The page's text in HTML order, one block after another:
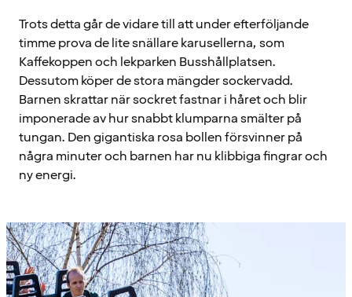
Trots detta går de vidare till att under efterföljande
timme prova de lite snällare karusellerna, som
Kaffekoppen och lekparken Busshållplatsen.
Dessutom köper de stora mängder sockervadd.
Barnen skrattar när sockret fastnar i håret och blir
imponerade av hur snabbt klumparna smälter på
tungan. Den gigantiska rosa bollen försvinner på
några minuter och barnen har nu klibbiga fingrar och
ny energi.